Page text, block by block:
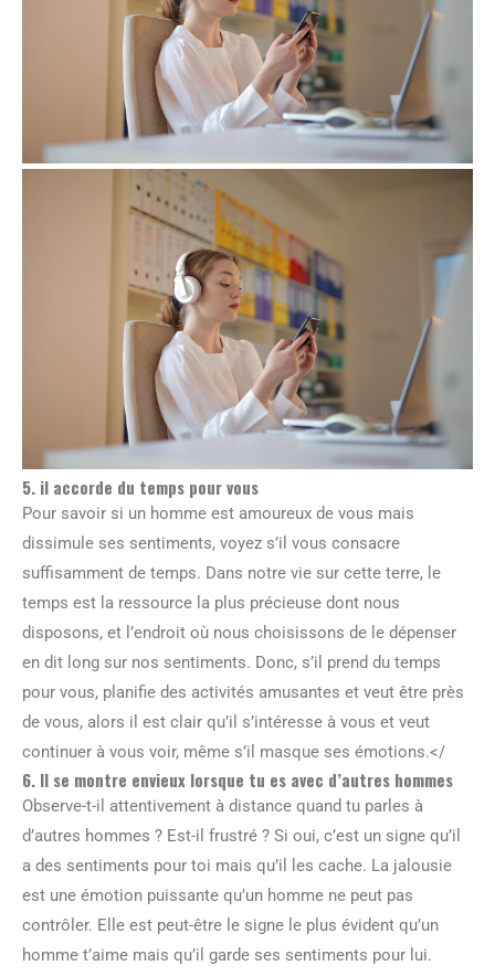
5. il accorde du temps pour vous
Pour savoir si un homme est amoureux de vous mais
dissimule ses sentiments, voyez s’il vous consacre
suffisamment de temps. Dans notre vie sur cette terre, le
temps est la ressource la plus précieuse dont nous
disposons, et l’endroit où nous choisissons de le dépenser
en dit long sur nos sentiments. Donc, s’il prend du temps
pour vous, planifie des activités amusantes et veut être près
de vous, alors il est clair qu’il s’intéresse à vous et veut
continuer à vous voir, même s’il masque ses émotions.</
6. Il se montre envieux lorsque tu es avec d’autres hommes
Observe-t-il attentivement à distance quand tu parles à
d’autres hommes ? Est-il frustré ? Si oui, c’est un signe qu’il
a des sentiments pour toi mais qu’il les cache. La jalousie
est une émotion puissante qu’un homme ne peut pas
contrôler. Elle est peut-être le signe le plus évident qu’un
homme t’aime mais qu’il garde ses sentiments pour lui.